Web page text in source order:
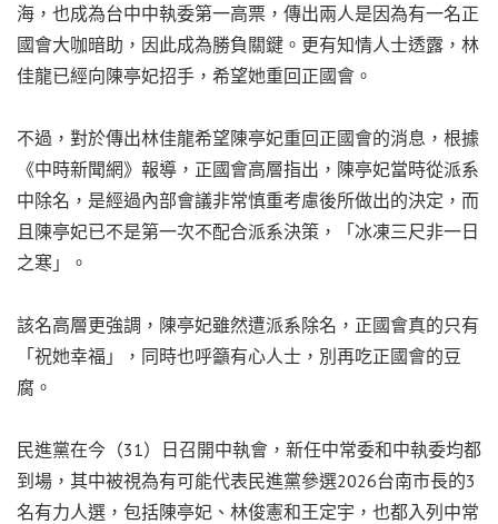
海，也成為台中中執委第一高票，傳出兩人是因為有一名正
國會大咖暗助，因此成為勝負關鍵。更有知情人士透露，林
佳龍已經向陳亭妃招手，希望她重回正國會。
不過，對於傳出林佳龍希望陳亭妃重回正國會的消息，根據
《中時新聞網》報導，正國會高層指出，陳亭妃當時從派系
中除名，是經過內部會議非常慎重考慮後所做出的決定，而
且陳亭妃已不是第一次不配合派系決策，「冰凍三尺非一日
之寒」。
該名高層更強調，陳亭妃雖然遭派系除名，正國會真的只有
「祝她幸福」，同時也呼籲有心人士，別再吃正國會的豆
腐。
民進黨在今（31）日召開中執會，新任中常委和中執委均都
到場，其中被視為有可能代表民進黨參選2026台南市長的3
名有力人選，包括陳亭妃、林俊憲和王定宇，也都入列中常